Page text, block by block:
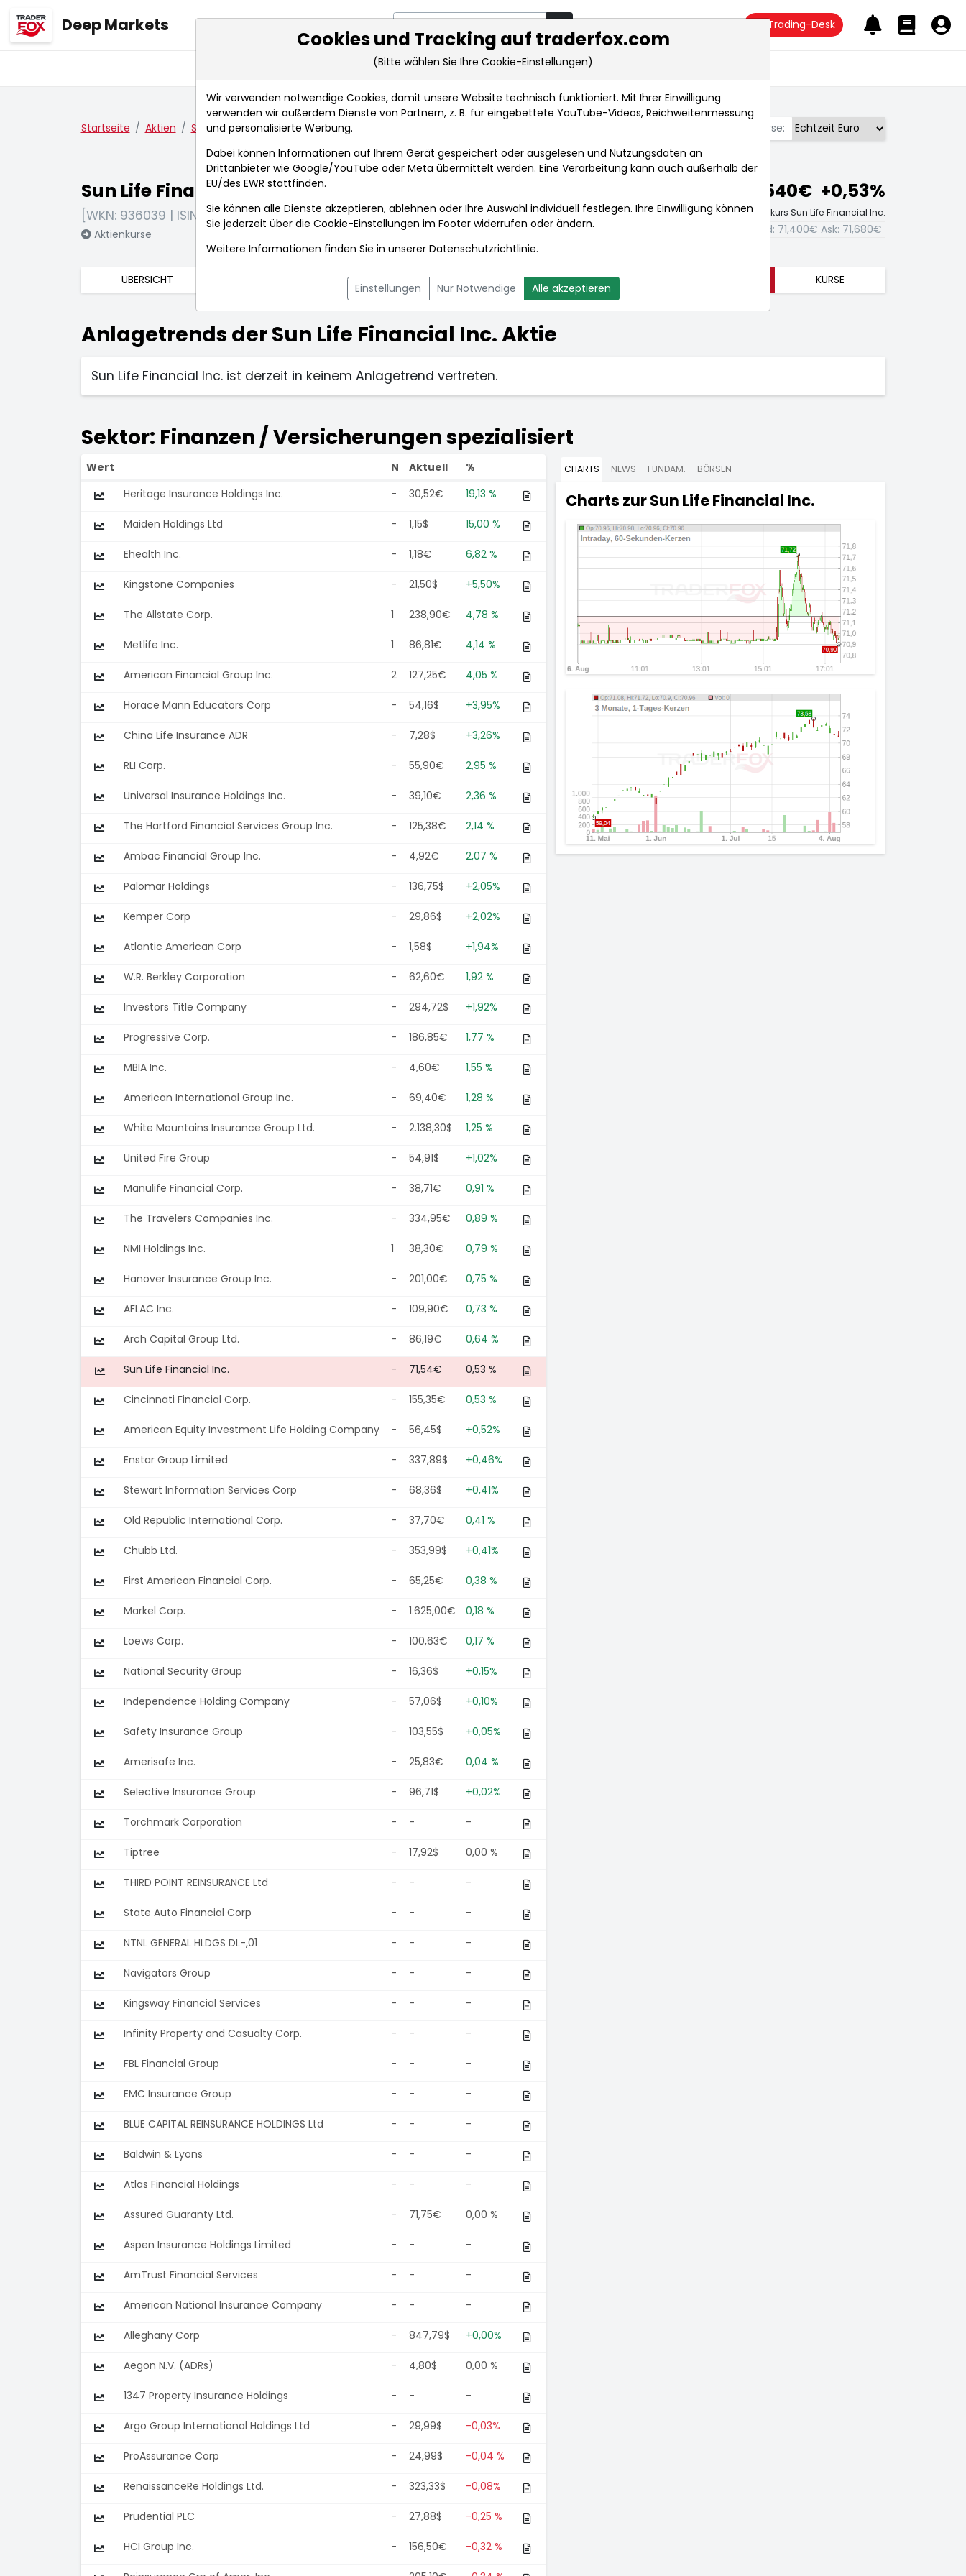
Deep Markets Trading-Desk
Markt-Analysen Market Tools Realtimekurse Nachrichten
Startseite Aktien Sun Life Financial Inc. Anlagetrends Börse:
Sun Life Financial Inc.
[WKN: 936039 | ISIN: CA8667961053]
Aktienkurse
71,540€ +0,53%
Echtzeit-Aktienkurs Sun Life Financial Inc.
Bid: 71,400€ Ask: 71,680€
ÜBERSICHT NACHRICHTEN CHARTTOOL KURSE
Anlagetrends der Sun Life Financial Inc. Aktie
Sun Life Financial Inc. ist derzeit in keinem Anlagetrend vertreten.
Sektor: Finanzen / Versicherungen spezialisiert
Wert N Aktuell
%
Heritage Insurance Holdings Inc.
- 30,52€ 19,13 %
Maiden Holdings Ltd - 1,15$ 15,00 %
Ehealth Inc. - 1,18€ 6,82 %
Kingstone Companies - 21,50$ +5,50%
The Allstate Corp. 1 238,90€ 4,78 %
Metlife Inc. 1 86,81€ 4,14 %
American Financial Group Inc. 2 127,25€ 4,05 %
Horace Mann Educators Corp - 54,16$ +3,95%
China Life Insurance ADR - 7,28$ +3,26%
RLI Corp. - 55,90€ 2,95 %
Universal Insurance Holdings Inc. - 39,10€ 2,36 %
The Hartford Financial Services Group Inc. - 125,38€ 2,14 %
Ambac Financial Group Inc. - 4,92€ 2,07 %
Palomar Holdings - 136,75$ +2,05%
Kemper Corp - 29,86$ +2,02%
Atlantic American Corp - 1,58$ +1,94%
W.R. Berkley Corporation - 62,60€ 1,92 %
Investors Title Company - 294,72$ +1,92%
Progressive Corp. - 186,85€ 1,77 %
MBIA Inc. - 4,60€ 1,55 %
American International Group Inc. - 69,40€ 1,28 %
White Mountains Insurance Group Ltd. - 2.138,30$ 1,25 %
United Fire Group - 54,91$ +1,02%
Manulife Financial Corp. - 38,71€ 0,91 %
The Travelers Companies Inc. - 334,95€ 0,89 %
NMI Holdings Inc. 1 38,30€ 0,79 %
Hanover Insurance Group Inc. - 201,00€ 0,75 %
AFLAC Inc. - 109,90€ 0,73 %
Arch Capital Group Ltd. - 86,19€ 0,64 %
Sun Life Financial Inc. - 71,54€ 0,53 %
Cincinnati Financial Corp. - 155,35€ 0,53 %
American Equity Investment Life Holding Company - 56,45$ +0,52%
Enstar Group Limited - 337,89$ +0,46%
Stewart Information Services Corp - 68,36$ +0,41%
Old Republic International Corp. - 37,70€ 0,41 %
Chubb Ltd. - 353,99$ +0,41%
First American Financial Corp. - 65,25€ 0,38 %
Markel Corp. - 1.625,00€ 0,18 %
Loews Corp. - 100,63€ 0,17 %
National Security Group - 16,36$ +0,15%
Independence Holding Company - 57,06$ +0,10%
Safety Insurance Group - 103,55$ +0,05%
Amerisafe Inc. - 25,83€ 0,04 %
Selective Insurance Group - 96,71$ +0,02%
Torchmark Corporation - - -
Tiptree - 17,92$ 0,00 %
THIRD POINT REINSURANCE Ltd - - -
State Auto Financial Corp - - -
NTNL GENERAL HLDGS DL-,01 - - -
Navigators Group - - -
Kingsway Financial Services - - -
Infinity Property and Casualty Corp. - - -
FBL Financial Group - - -
EMC Insurance Group - - -
BLUE CAPITAL REINSURANCE HOLDINGS Ltd - - -
Baldwin & Lyons - - -
Atlas Financial Holdings - - -
Assured Guaranty Ltd. - 71,75€ 0,00 %
Aspen Insurance Holdings Limited - - -
AmTrust Financial Services - - -
American National Insurance Company - - -
Alleghany Corp - 847,79$ +0,00%
Aegon N.V. (ADRs) - 4,80$ 0,00 %
1347 Property Insurance Holdings - - -
Argo Group International Holdings Ltd - 29,99$ -0,03%
ProAssurance Corp - 24,99$ -0,04 %
RenaissanceRe Holdings Ltd. - 323,33$ -0,08%
Prudential PLC - 27,88$ -0,25 %
HCI Group Inc. - 156,50€ -0,32 %
CHARTS NEWS FUNDAM. BÖRSEN
Charts zurSun Life Financial Inc.
Cookies und Tracking auf traderfox.com
(Bitte wählen Sie Ihre Cookie-Einstellungen)
Wir verwenden notwendige Cookies, damit unsere Website technisch funktioniert. Mit Ihrer Einwilligung
verwenden wir außerdem Dienste von Partnern, z. B. für eingebettete YouTube-Videos, Reichweitenmessung
und personalisierte Werbung.
Dabei können Informationen auf Ihrem Gerät gespeichert oder ausgelesen und Nutzungsdaten an
Drittanbieter wie Google/YouTube oder Meta übermittelt werden. Eine Verarbeitung kann auch außerhalb der
EU/des EWR stattfinden.
Sie können alle Dienste akzeptieren, ablehnen oder Ihre Auswahl individuell festlegen. Ihre Einwilligung können
Sie jederzeit über die Cookie-Einstellungen im Footer widerrufen oder ändern.
Weitere Informationen finden Sie in unserer Datenschutzrichtlinie.
Einstellungen Nur Notwendige Alle akzeptieren